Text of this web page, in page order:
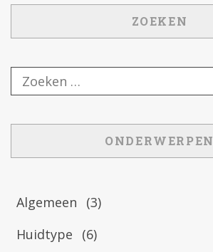
ZOEKEN
ONDERWERPEN
Algemeen
(3)
Huidtype
(6)